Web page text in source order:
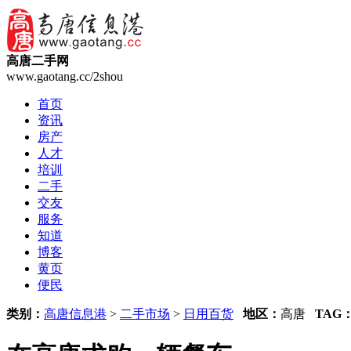
高唐二手网
www.gaotang.cc/2shou
首页
资讯
房产
人才
培训
二手
交友
服务
知道
博客
黄页
便民
类别： 高唐信息港 > 二手市场 > 日用百货 地区： 高唐 TAG：